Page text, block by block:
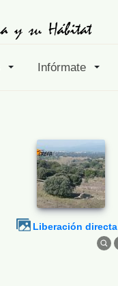
Infórmate
Liberación directa